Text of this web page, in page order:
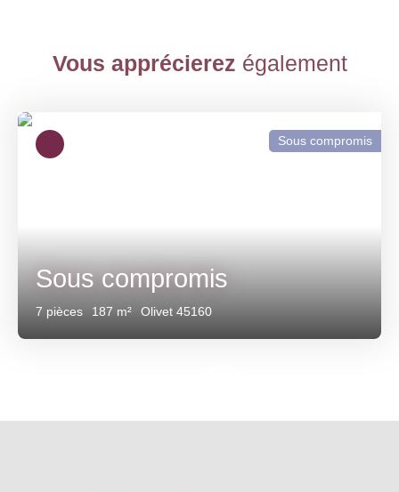
Vous apprécierez également
Sous compromis
7 pièces 187 m² Olivet 45160
Sous compromis